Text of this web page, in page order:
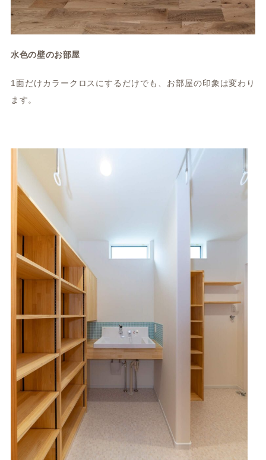
水色の壁のお部屋
1面だけカラークロスにするだけでも、お部屋の印象は変わり
ます。